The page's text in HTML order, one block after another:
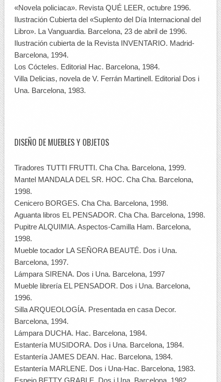
«Novela policiaca». Revista QUÉ LEER, octubre 1996.
Ilustración Cubierta del «Suplento del Día Internacional del
Libro». La Vanguardia. Barcelona, 23 de abril de 1996.
Ilustración cubierta de la Revista INVENTARIO. Madrid-
Barcelona, 1994.
Los Cócteles. Editorial Hac. Barcelona, 1984.
Villa Delicias, novela de V. Ferrán Martinell. Editorial Dos i
Una. Barcelona, 1983.
DISEÑO DE MUEBLES Y OBJETOS
Tiradores TUTTI FRUTTI. Cha Cha. Barcelona, 1999.
Mantel MANDALA DEL SR. HOC. Cha Cha. Barcelona,
1998.
Cenicero BORGES. Cha Cha. Barcelona, 1998.
Aguanta libros EL PENSADOR. Cha Cha. Barcelona, 1998.
Pupitre ALQUIMIA. Aspectos-Camilla Ham. Barcelona,
1998.
Mueble tocador LA SEÑORA BEAUTÉ. Dos i Una.
Barcelona, 1997.
Lámpara SIRENA. Dos i Una. Barcelona, 1997
Mueble librería EL PENSADOR. Dos i Una. Barcelona,
1996.
Silla ARQUEOLOGÍA. Presentada en casa Decor.
Barcelona, 1994.
Lámpara DUCHA. Hac. Barcelona, 1984.
Estantería MUSIDORA. Dos i Una. Barcelona, 1984.
Estantería JAMES DEAN. Hac. Barcelona, 1984.
Estantería MARLENE. Dos i Una-Hac. Barcelona, 1983.